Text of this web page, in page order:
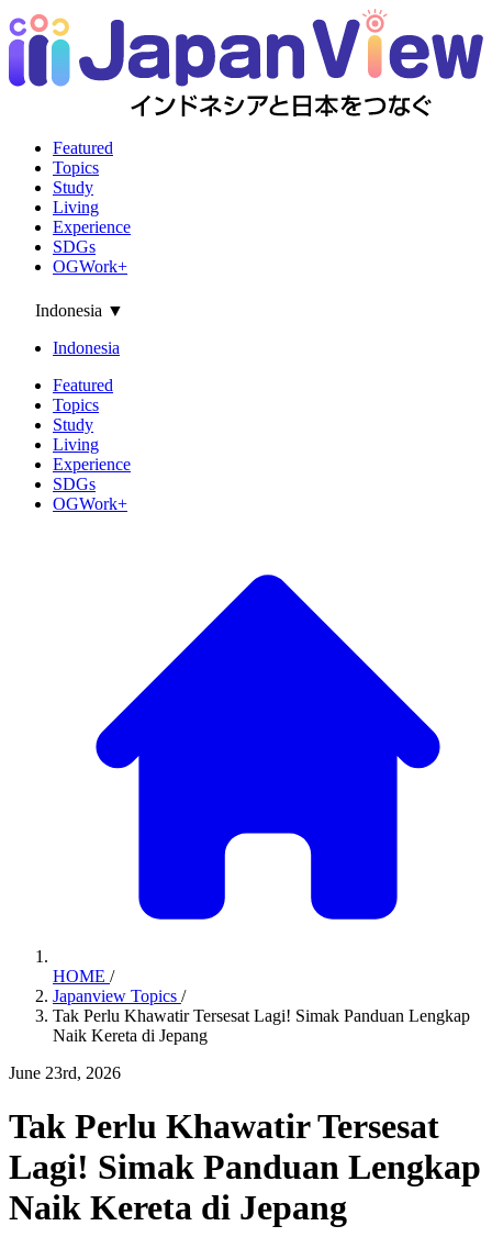
Featured
Topics
Study
Living
Experience
SDGs
OGWork+
Indonesia ▼
Indonesia
Featured
Topics
Study
Living
Experience
SDGs
OGWork+
HOME /
Japanview Topics /
Tak Perlu Khawatir Tersesat Lagi! Simak Panduan Lengkap
Naik Kereta di Jepang
June 23rd, 2026
Tak Perlu Khawatir Tersesat
Lagi! Simak Panduan Lengkap
Naik Kereta di Jepang